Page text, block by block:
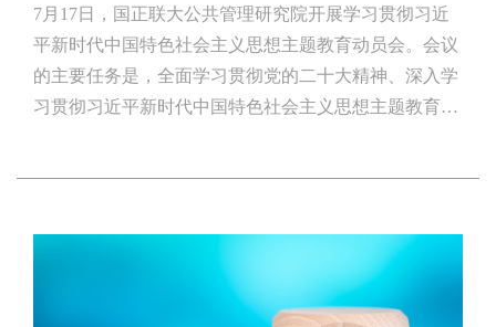
7月17日，国正联大公共管理研究院开展学习贯彻习近
平新时代中国特色社会主义思想主题教育动员会。会议
的主要任务是，全面学习贯彻党的二十大精神、深入学
习贯彻习近平新时代中国特色社会主义思想主题教育工